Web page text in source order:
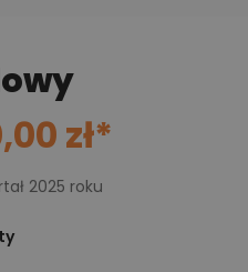
zł*
2025 roku